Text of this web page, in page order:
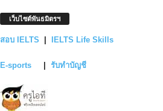
เว็บไซต์พันธมิตรฯ
สอบ IELTS IELTS Life Skills
E-sports รับทำบัญชี